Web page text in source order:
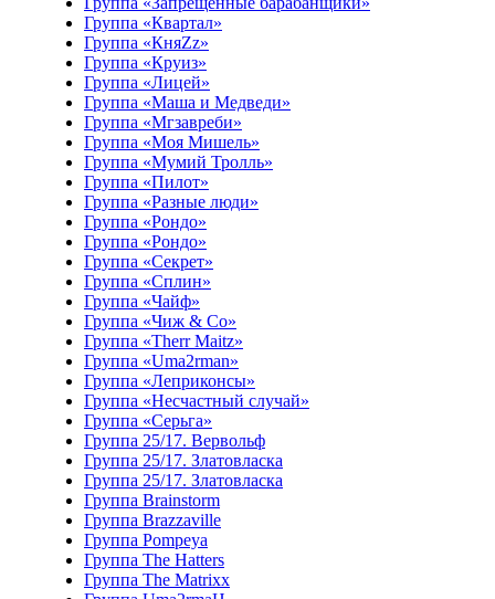
Группа «Квартал»
Группа «КняZz»
Группа «Круиз»
Группа «Лицей»
Группа «Маша и Медведи»
Группа «Мгзавреби»
Группа «Моя Мишель»
Группа «Мумий Тролль»
Группа «Пилот»
Группа «Разные люди»
Группа «Рондо»
Группа «Рондо»
Группа «Секрет»
Группа «Сплин»
Группа «Чайф»
Группа «Чиж & Co»
Группа «Therr Maitz»
Группа «Uma2rman»
Группа «Леприконсы»
Группа «Несчастный случай»
Группа «Серьга»
Группа 25/17. Вервольф
Группа 25/17. Златовласка
Группа 25/17. Златовласка
Группа Brainstorm
Группа Brazzaville
Группа Pompeya
Группа The Hatters
Группа The Matrixx